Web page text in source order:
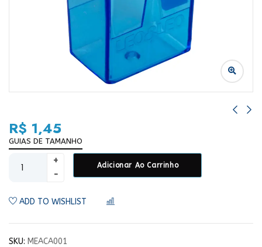
R$ 1,45
GUIAS DE TAMANHO
Adicionar Ao Carrinho
ADD TO WISHLIST
SKU: MEACA001